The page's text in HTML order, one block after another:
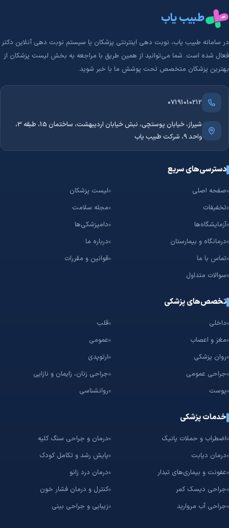
طبیب یاب
در سامانه طبیب‌ یاب، نوبت دهی اینترنتی پزشکان یا سیستم نوبت دهی آنلاین دکتر
فعال شده است. شما می‌توانید از همین طریق با مراجعه به بخش لیست پزشکان از
بهترین پزشکان متخصص تحت پوشش ما با خبر شوید.
07191010212
شیراز، خیابان پوستچی، نبش خیابان اردیبهشت، ساختمان 15، طبقه 3،
واحد 9، شرکت طبیب یاب
دسترسی‌های سریع
صفحه اصلی
لیست پزشکان
تخفیفات
مجله سلامت
آزمایشگاه‌ها
دامپزشکی‌ها
درمانگاه و بیمارستان
درباره ما
تماس با ما
قوانین و مقررات
سوالات متداول
تخصص‌های پزشکی
داخلی
قلب
مغز و اعصاب
عمومی
روان پزشکی
ارتوپدی
جراحی عمومی
جراحی زنان، زایمان و نازایی
پوست
روانشناسی
خدمات پزشکی
اضطراب و حملات پانیک
درمان و جراحی سنگ کلیه
درمان دیابت
پایش رشد و تکامل کودک
عفونت و بیماری‌های تبدار
درمان درد زانو
جراحی دیسک کمر
کنترل و درمان فشار خون
جراحی آب مروارید
زیبایی و جراحی بینی